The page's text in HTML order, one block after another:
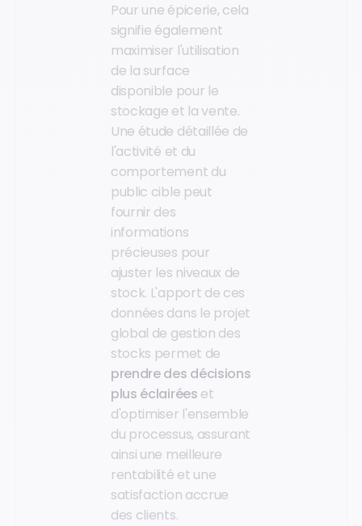
Pour une épicerie, cela
signifie également
maximiser l'utilisation
de la surface
disponible pour le
stockage et la vente.
Une étude détaillée de
l'activité et du
comportement du
public cible peut
fournir des
informations
précieuses pour
ajuster les niveaux de
stock. L'apport de ces
données dans le projet
global de gestion des
stocks permet de
prendre des décisions
plus éclairées et
d'optimiser l'ensemble
du processus, assurant
ainsi une meilleure
rentabilité et une
satisfaction accrue
des clients.